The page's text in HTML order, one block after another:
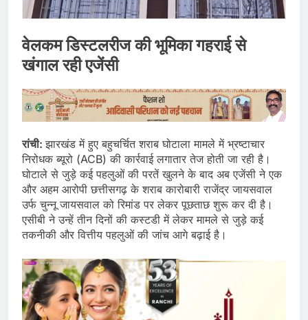
वेलकम डिस्टलरीज की भूमिका गहराई से
खंगाल रही एजेंसी
रांची:झारखंड में हुए बहुचर्चित शराब घोटाला मामले में भ्रष्टाचार
निरोधक ब्यूरो (ACB) की कार्रवाई लगातार तेज होती जा रही है।
घोटाले से जुड़े कई पहलुओं की परतें खुलने के बाद अब एजेंसी ने एक
और अहम आरोपी छत्तीसगढ़ के शराब कारोबारी राजेंद्र जायसवाल
उर्फ चुन्नू जायसवाल को रिमांड पर लेकर पूछताछ शुरू कर दी है।
एसीबी ने उन्हें तीन दिनों की कस्टडी में लेकर मामले से जुड़े कई
तकनीकी और वित्तीय पहलुओं की जांच आगे बढ़ाई है।